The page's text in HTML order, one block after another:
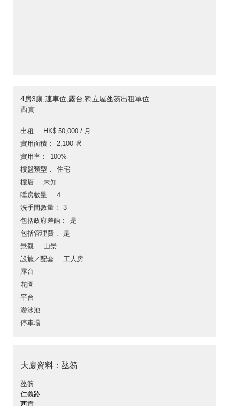
4房3廁,連車位,露台,獨立屋氹笏出租單位
西貢
出租
HK$ 50,000 / 月
實用面積
2,100 呎
實用率
100%
樓盤類型
住宅
樓層
未知
睡房數量
4
洗手間數量
3
包括政府差餉
是
包括管理費
是
景觀
山景
設施／配套
工人房
露台
花園
平台
游泳池
停車場
大廈資料：氹笏
氹笏
仁義路
西貢